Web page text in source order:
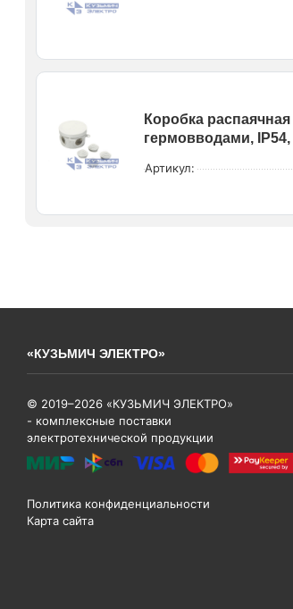
Коробка
гермовводами, IP54,
Артикул:
«КУЗЬМИЧ ЭЛЕКТРО»
© 2019–2026 «КУЗЬМИЧ ЭЛЕКТРО»
- комплексные поставки
электротехнической продукции
Политика конфиденциальности
Карта сайта